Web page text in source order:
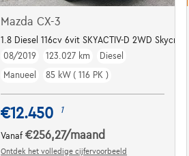
Mazda CX-3
1.8 Diesel 116cv 6vit SKYACTIV-D 2WD Skycruise
08/2019
123.027 km
Diesel
Manueel
85 kW ( 116 PK )
€12.450 1
Vanaf€256,27/maand
Ontdek het volledige cijfervoorbeeld